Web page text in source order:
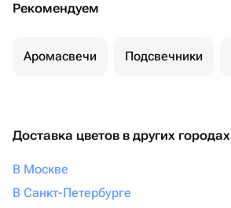
Рекомендуем
Аромасвечи Подсвечники
Доставка цветов в других городах
В Москве
В Санкт-Петербурге